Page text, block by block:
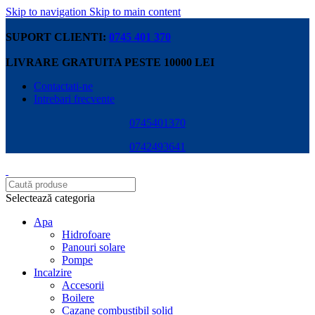
Skip to navigation Skip to main content
SUPORT CLIENTI: 0745 401 370
LIVRARE GRATUITA PESTE 10000 LEI
Contactati-ne
Intrebari frecvente
0745401370
0742493641
Selectează categoria
Apa
Hidrofoare
Panouri solare
Pompe
Incalzire
Accesorii
Boilere
Cazane combustibil solid